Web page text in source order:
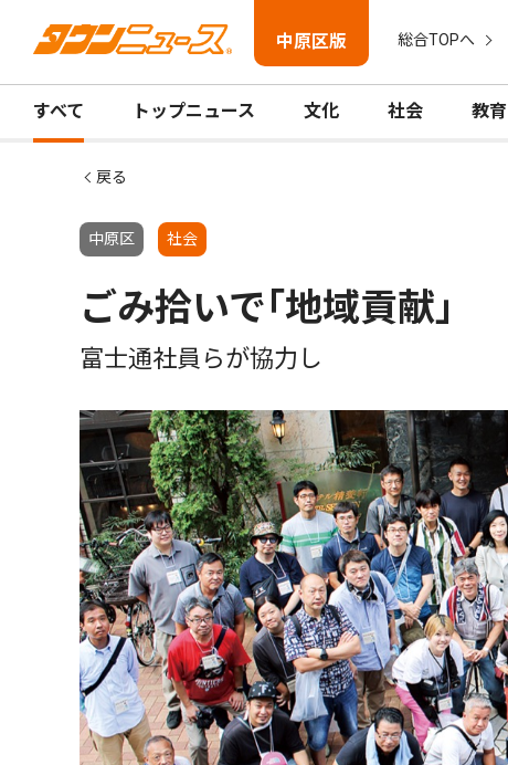
中原区版 総合TOPへ
すべて トップニュース 文化 社会 教育
戻る
中原区 社会
ごみ拾いで｢地域貢献｣
富士通社員らが協力し